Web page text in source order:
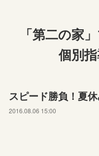
「第二の家
個別
スピード勝負！夏
2016.08.06 15:00